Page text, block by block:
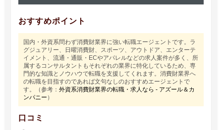
おすすめポイント
国内・外資系問わず消費財業界に強い転職エージェントです。ラ
グジュアリー、日曜消費財、スポーツ、アウトドア、エンターテ
イメント、流通・通販・ECやアパレルなどの求人案件が多く、所
属するコンサルタントもそれぞれの業界に特化しているため、専
門的な知識とノウハウで転職を支援してくれます。消費財業界へ
の転職を目指すのであれば文句なしのおすすめエージェントで
す。（参考：外資系消費財業界の転職・求人なら - アズール＆カ
ンパニー ）
口コミ